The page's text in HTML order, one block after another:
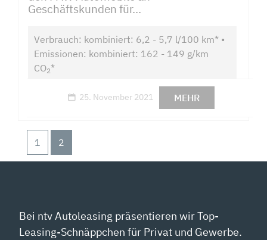
Geschäftskunden für...
Verbrauch: kombiniert: 6,2 - 5,7 l/100 km* •
Emissionen: kombiniert: 162 - 149 g/km
CO2*
25. November 2021 MEHR
1 2
Bei ntv Autoleasing präsentieren wir Top-
Leasing-Schnäppchen für Privat und Gewerbe.